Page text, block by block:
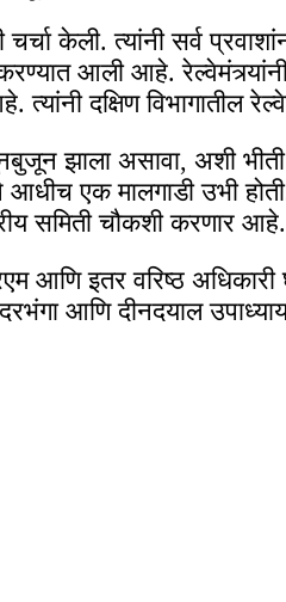
चर्चा केली. त्यांनी सर्व
आली आहे.
दक्षिण विभागातील
झाला असावा, अशी
एक मालगाडी उभी
समिती चौकशी करणार आहे.
आणि इतर वरिष्ठ
आणि दीनदयाल